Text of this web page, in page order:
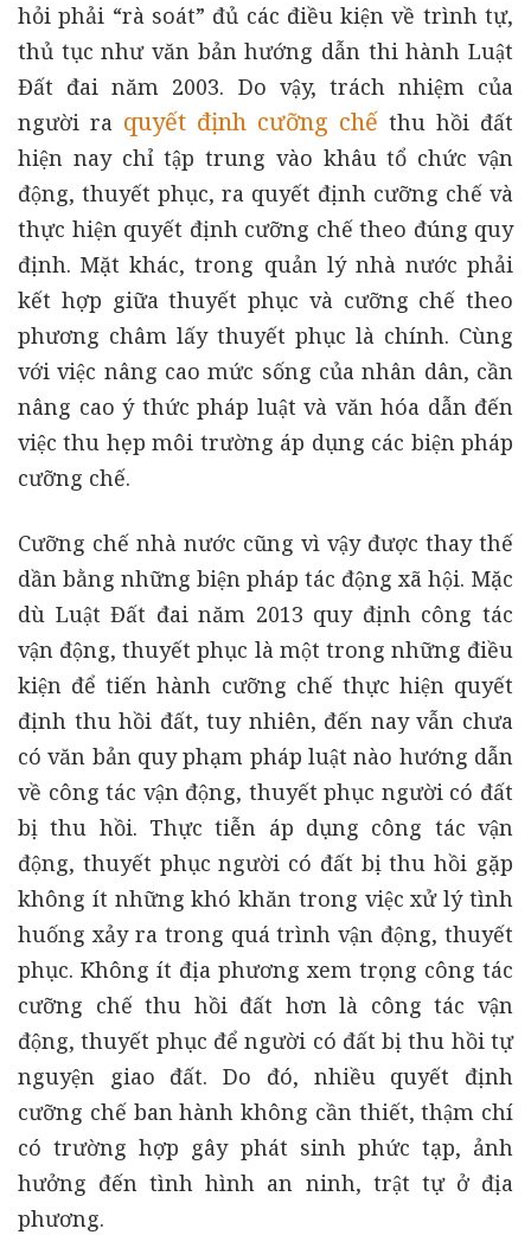
hỏi phải “rà soát” đủ các điều kiện về trình tự,
thủ tục như văn bản hướng dẫn thi hành Luật
Đất đai năm 2003. Do vậy, trách nhiệm của
người ra quyết định cưỡng chế thu hồi đất
hiện nay chỉ tập trung vào khâu tổ chức vận
động, thuyết phục, ra quyết định cưỡng chế và
thực hiện quyết định cưỡng chế theo đúng quy
định. Mặt khác, trong quản lý nhà nước phải
kết hợp giữa thuyết phục và cưỡng chế theo
phương châm lấy thuyết phục là chính. Cùng
với việc nâng cao mức sống của nhân dân, cần
nâng cao ý thức pháp luật và văn hóa dẫn đến
việc thu hẹp môi trường áp dụng các biện pháp
cưỡng chế.
Cưỡng chế nhà nước cũng vì vậy được thay thế
dần bằng những biện pháp tác động xã hội. Mặc
dù Luật Đất đai năm 2013 quy định công tác
vận động, thuyết phục là một trong những điều
kiện để tiến hành cưỡng chế thực hiện quyết
định thu hồi đất, tuy nhiên, đến nay vẫn chưa
có văn bản quy phạm pháp luật nào hướng dẫn
về công tác vận động, thuyết phục người có đất
bị thu hồi. Thực tiễn áp dụng công tác vận
động, thuyết phục người có đất bị thu hồi gặp
không ít những khó khăn trong việc xử lý tình
huống xảy ra trong quá trình vận động, thuyết
phục. Không ít địa phương xem trọng công tác
cưỡng chế thu hồi đất hơn là công tác vận
động, thuyết phục để người có đất bị thu hồi tự
nguyện giao đất. Do đó, nhiều quyết định
cưỡng chế ban hành không cần thiết, thậm chí
có trường hợp gây phát sinh phức tạp, ảnh
hưởng đến tình hình an ninh, trật tự ở địa
phương.